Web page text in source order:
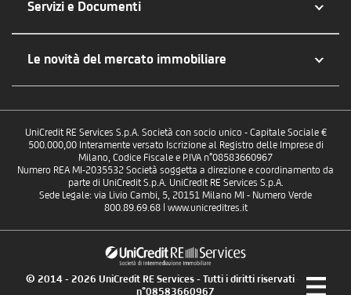
Servizi e Documenti
Le novità del mercato immobiliare
UniCredit RE Services S.p.A. Società con socio unico - Capitale Sociale €
500.000,00 Interamente versato Iscrizione al Registro delle Imprese di
Milano, Codice Fiscale e P.IVA n°08583660967
Numero REA MI-2035532 Società soggetta a direzione e coordinamento da
parte di UniCredit S.p.A. UniCredit RE Services S.p.A.
Sede Legale: via Livio Cambi, 5, 20151 Milano MI - Numero Verde
800.89.69.68 | www.unicreditres.it
© 2014 - 2026 UniCredit RE Services - Tutti i diritti riservati - P.IVA
n°08583660967